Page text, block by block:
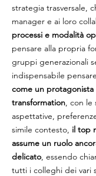
strategia trasversale,
manager e ai loro
processi e modalità
pensare alla propria
gruppi generazionali
indispensabile
come un
transformation, con le
aspettative,
simile contesto, il top
assume un ruolo
delicato, essendo
tutti i colleghi dei vari